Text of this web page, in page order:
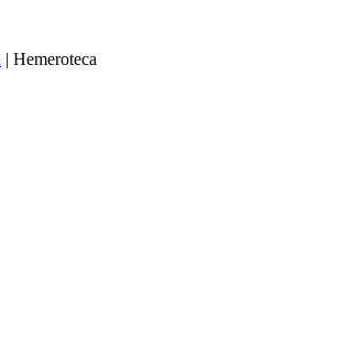
| Hemeroteca